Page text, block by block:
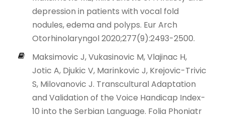
depression in patients with vocal fold
nodules, edema and polyps. Eur Arch
Otorhinolaryngol 2020;277(9):2493-2500.
Maksimovic J, Vukasinovic M, Vlajinac H,
Jotic A, Djukic V, Marinkovic J, Krejovic-Trivic
S, Milovanovic J. Transcultural Adaptation
and Validation of the Voice Handicap Index-
10 into the Serbian Language. Folia Phoniatr